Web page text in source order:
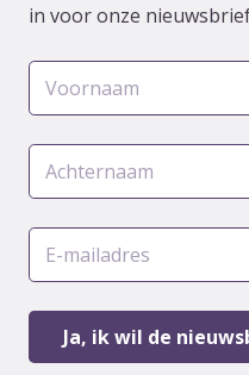
in voor onze